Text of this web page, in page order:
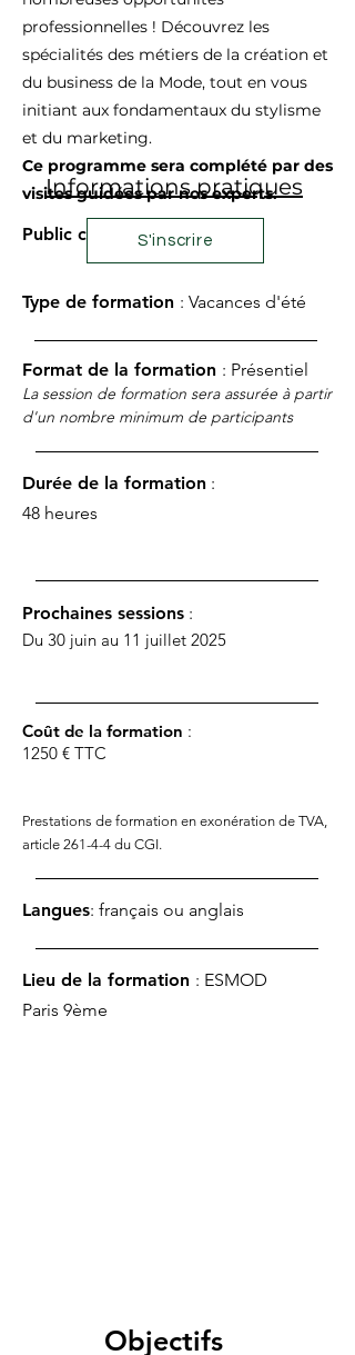
professionnelles ! Découvrez les
spécialités des métiers de la création et
du business de la Mode, tout en vous
initiant aux fondamentaux du stylisme
et du marketing.
Ce programme sera complété par des
visites guidées par nos experts.
Public concerné :Tout public
Informations pratiques
S'inscrire
Type de formation : Vacances d'été
Format de la formation : Présentiel
La session de formation sera assurée àpartir
d'un nombre minimum de participants
Durée de la formation :
48 heures
Prochaines sessions :
Du 30 juin au 11 juillet 2025
Coût de la formation :
1250 € TTC
Prestations de formation en exonération de TVA,
article 261-4-4 du CGI.
Langues: français ou anglais
Lieu de la formation : ESMOD
Paris 9ème
Objectifs